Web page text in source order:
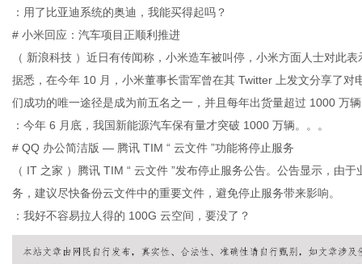
：用了比亚迪系统的奥迪，我能买得起吗？
# 小米回应：汽车项目正顺利推进
（ 新浪科技 ）近日有传闻称，小米造车被叫停，小米方面人士对此
据悉，在今年 10 月，小米董事长雷军曾在其 Twitter 上发文分享了
们成功的唯一途径是成为前五名之一，并且每年出货量超过 1000 万
：今年 6 月底，我国新能源汽车保有量才突破 1000 万辆。。。
# QQ 办公简洁版 — 腾讯 TIM “ 云文件 ”功能将停止服务
（ IT 之家 ）腾讯 TIM “ 云文件 ”发布停止服务公告。公告显示，由
务，建议尽快备份云文件中的重要文件，避免停止服务带来影响。
：我好不容易拉人得的 100G 云空间，要没了？